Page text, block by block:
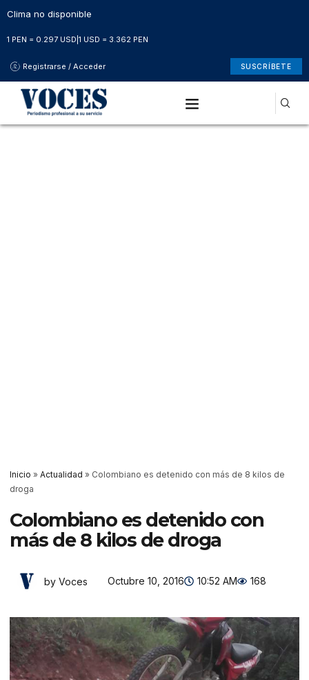
Clima no disponible
1 PEN = 0.297 USD 1 USD = 3.362 PEN
Registrarse / Acceder SUSCRÍBETE
Inicio » Actualidad » Colombiano es detenido con más de 8 kilos de
droga
Colombiano es detenido con
más de 8 kilos de droga
by Voces Octubre 10, 2016 10:52 AM 168